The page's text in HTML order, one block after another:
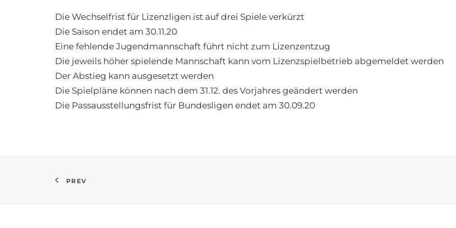
Die Wechselfrist für Lizenzligen ist auf drei Spiele verkürzt
Die Saison endet am 30.11.20
Eine fehlende Jugendmannschaft führt nicht zum Lizenzentzug
Die jeweils höher spielende Mannschaft kann vom Lizenzspielbetrieb abgemeldet werden
Der Abstieg kann ausgesetzt werden
Die Spielpläne können nach dem 31.12. des Vorjahres geändert werden
Die Passausstellungsfrist für Bundesligen endet am 30.09.20
PREV